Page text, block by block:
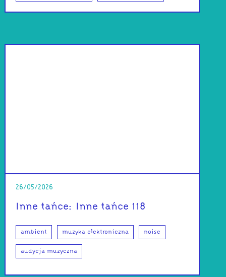
26/05/2026
Inne tańce: Inne tańce 118
ambient muzyka elektroniczna noise
audycja muzyczna